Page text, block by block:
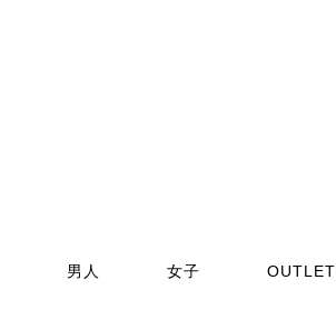
男人 女子 OUTLET